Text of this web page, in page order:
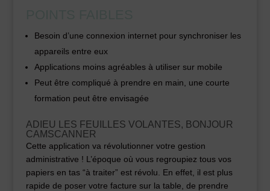
Besoin d’une connexion internet pour synchroniser les
appareils entre eux
Applications moins agréables à utiliser sur mobile
Peut être compliqué à prendre en main, une courte
formation peut être envisagée
ADIEU LES FEUILLES VOLANTES, BONJOUR
CAMSCANNER
Cette application va révolutionner votre gestion
administrative ! L’époque où vous regroupiez tous vos
papiers en tas “à traiter” est révolu. En effet, il est plus
rapide de poser votre facture sur la table, de prendre